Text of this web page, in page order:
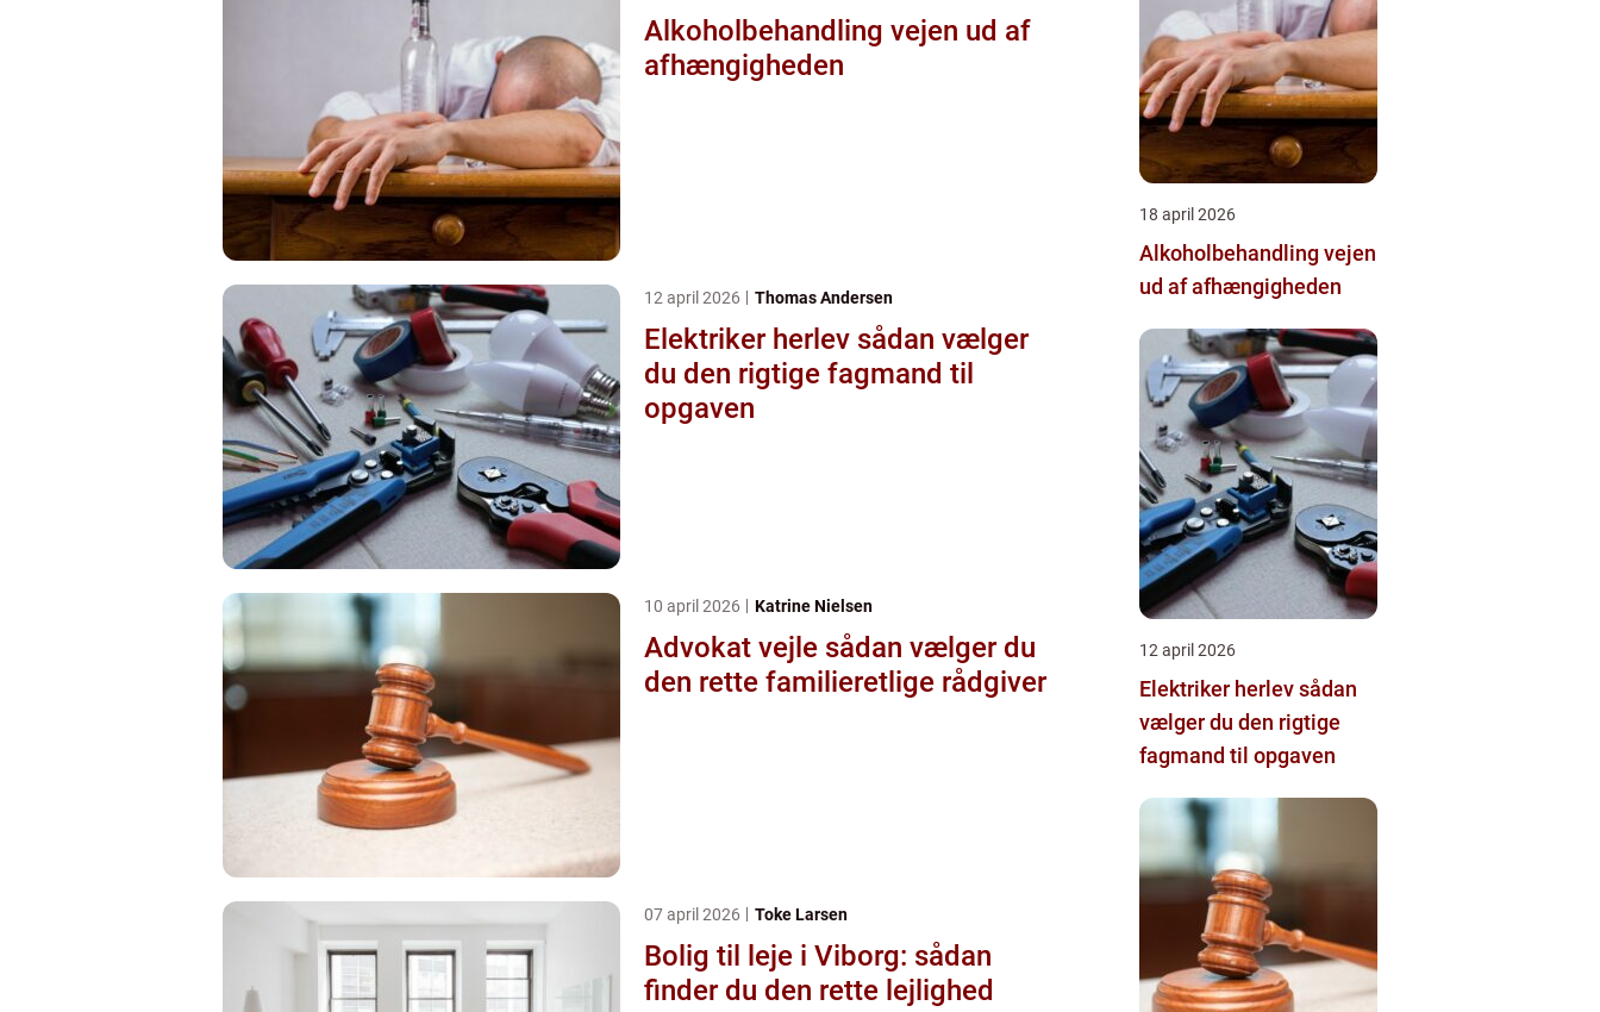
Alkoholbehandling vejen ud af
afhængigheden
12 april 2026 Thomas Andersen
Elektriker herlev sådan vælger
du den rigtige fagmand til
opgaven
10 april 2026 Katrine Nielsen
Advokat vejle sådan vælger du
den rette familieretlige rådgiver
07 april 2026 Toke Larsen
Bolig til leje i Viborg: sådan
finder du den rette lejlighed
18 april 2026
Alkoholbehandling vejen
ud af afhængigheden
12 april 2026
Elektriker herlev sådan
vælger du den rigtige
fagmand til opgaven